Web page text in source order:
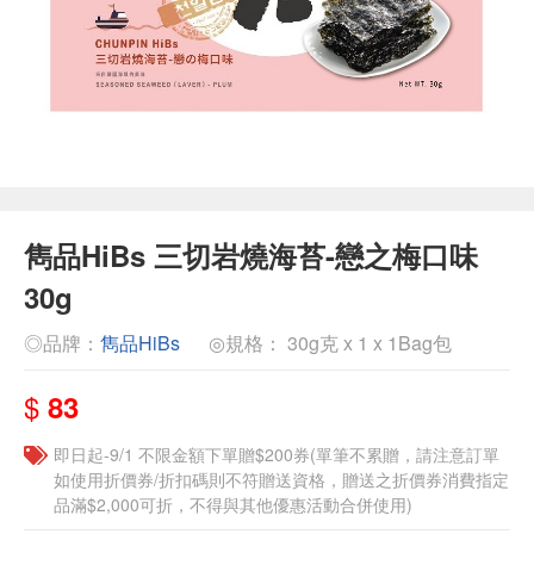
雋品HiBs 三切岩燒海苔-戀之梅口味
30g
◎品牌： 雋品HiBs ◎規格： 30g克 x 1 x 1Bag包
$ 83
即日起-9/1 不限金額下單贈$200券(單筆不累贈，請注意訂單
如使用折價券/折扣碼則不符贈送資格，贈送之折價券消費指定
品滿$2,000可折，不得與其他優惠活動合併使用)